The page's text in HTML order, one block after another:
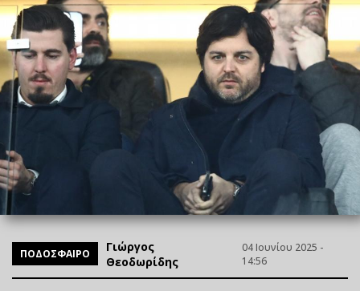
ΠΟΔΟΣΦΑΙΡΟ
Γιώργος
Θεοδωρίδης
04 Ιουνίου 2025 -
14:56